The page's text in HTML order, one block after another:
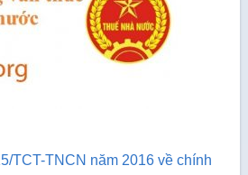
TCT-TNCN năm 2016 về chính